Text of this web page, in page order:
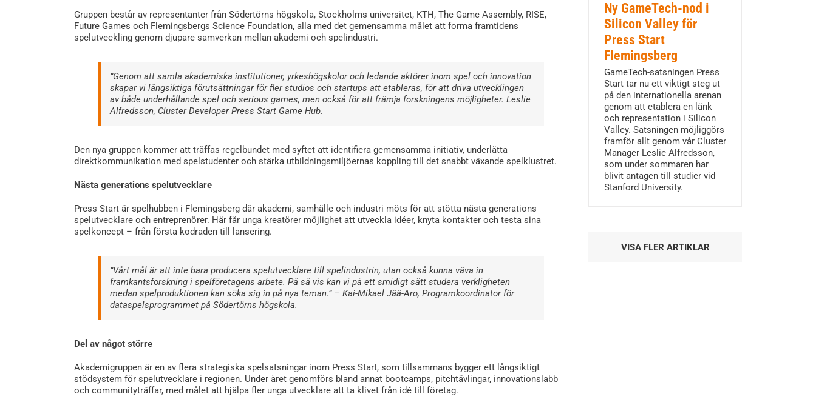
Gruppen består av representanter från Södertörns högskola, Stockholms universitet, KTH, The Game Assembly, RISE,
Future Games och Flemingsbergs Science Foundation, alla med det gemensamma målet att forma framtidens
spelutveckling genom djupare samverkan mellan akademi och spelindustri.
”Genom att samla akademiska institutioner, yrkeshögskolor och ledande aktörer inom spel och innovation
skapar vi långsiktiga förutsättningar för fler studios och startups att etableras, för att driva utvecklingen
av både underhållande spel och serious games, men också för att främja forskningens möjligheter. Leslie
Alfredsson, Cluster Developer Press Start Game Hub.
Den nya gruppen kommer att träffas regelbundet med syftet att identifiera gemensamma initiativ, underlätta
direktkommunikation med spelstudenter och stärka utbildningsmiljöernas koppling till det snabbt växande spelklustret.
Nästa generations spelutvecklare
Press Start är spelhubben i Flemingsberg där akademi, samhälle och industri möts för att stötta nästa generations
spelutvecklare och entreprenörer. Här får unga kreatörer möjlighet att utveckla idéer, knyta kontakter och testa sina
spelkoncept – från första kodraden till lansering.
”Vårt mål är att inte bara producera spelutvecklare till spelindustrin, utan också kunna väva in
framkantsforskning i spelföretagens arbete. På så vis kan vi på ett smidigt sätt studera verkligheten
medan spelproduktionen kan söka sig in på nya teman.” – Kai-Mikael Jää-Aro, Programkoordinator för
dataspelsprogrammet på Södertörns högskola.
Del av något större
Akademigruppen är en av flera strategiska spelsatsningar inom Press Start, som tillsammans bygger ett långsiktigt
stödsystem för spelutvecklare i regionen. Under året genomförs bland annat bootcamps, pitchtävlingar, innovationslabb
och communityträffar, med målet att hjälpa fler unga utvecklare att ta klivet från idé till företag.
Ny GameTech-nod i
Silicon Valley för
Press Start
Flemingsberg
GameTech-satsningen Press
Start tar nu ett viktigt steg ut
på den internationella arenan
genom att etablera en länk
och representation i Silicon
Valley. Satsningen möjliggörs
framför allt genom vår Cluster
Manager Leslie Alfredsson,
som under sommaren har
blivit antagen till studier vid
Stanford University.
VISA FLER ARTIKLAR